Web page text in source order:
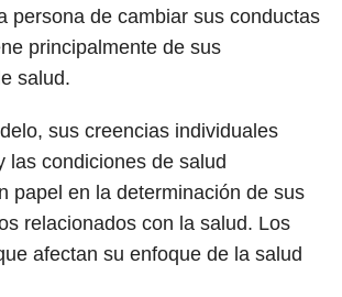
persona de cambiar sus conductas
principalmente de sus
salud.
sus creencias individuales
las condiciones de salud
papel en la determinación de sus
relacionados con la salud. Los
afectan su enfoque de la salud